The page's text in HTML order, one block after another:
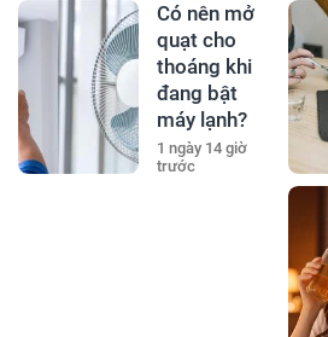
Có nên mở
quạt cho
thoáng khi
đang bật
máy lạnh?
1 ngày 14 giờ
trước